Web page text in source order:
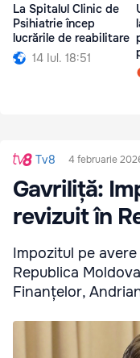
La Spitalul Clinic de
Psihiatrie încep
lucrările de reabilitare
14 Iul. 18:51
Tv8 4 februarie
Gavriliță:
revizuit în
Impozitul pe
Republica
Finanțelor,